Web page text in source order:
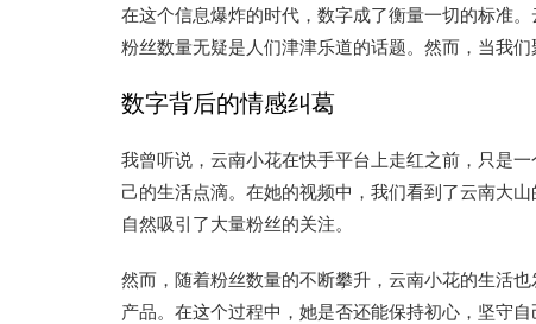
在这个信息爆炸的时代，数字成了衡量一切的标准
粉丝数量无疑是人们津津乐道的话题。然而，当我
数字背后的情感纠葛
我曾听说，云南小花在快手平台上走红之前，只是
己的生活点滴。在她的视频中，我们看到了云南大
自然吸引了大量粉丝的关注。
然而，随着粉丝数量的不断攀升，云南小花的生活
产品。在这个过程中，她是否还能保持初心，坚守自